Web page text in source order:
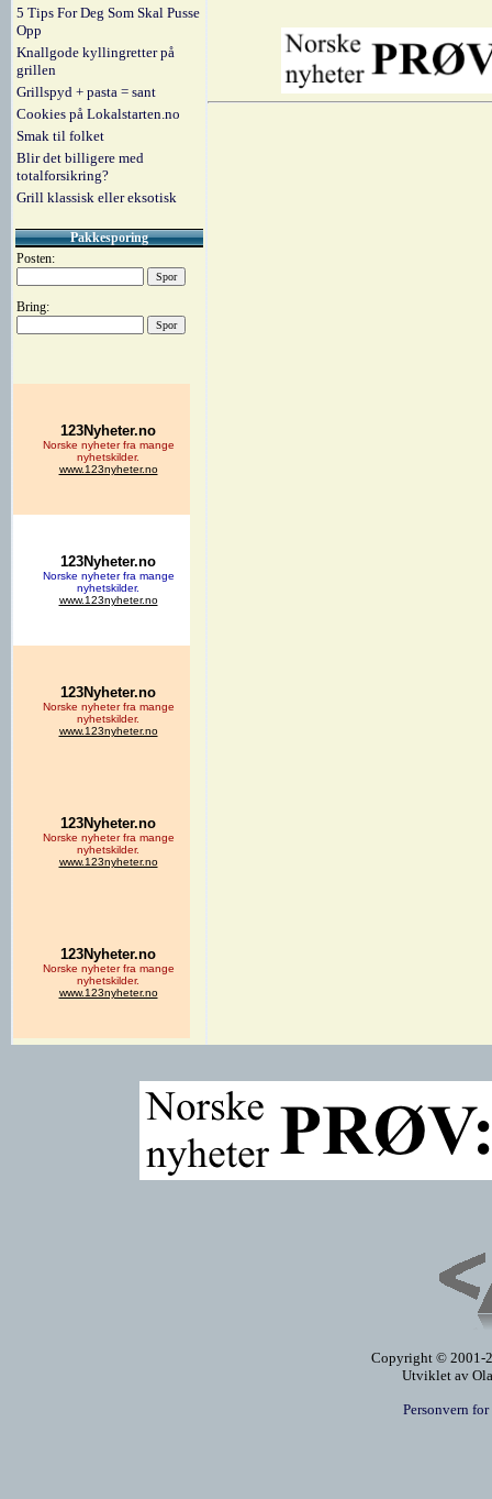
5 Tips For Deg Som Skal Pusse
Opp
Knallgode kyllingretter på
grillen
Grillspyd + pasta = sant
Cookies på Lokalstarten.no
Smak til folket
Blir det billigere med
totalforsikring?
Grill klassisk eller eksotisk
Pakkesporing
Posten:
Bring:
Copyright © 2001-
Utviklet av
Personvern